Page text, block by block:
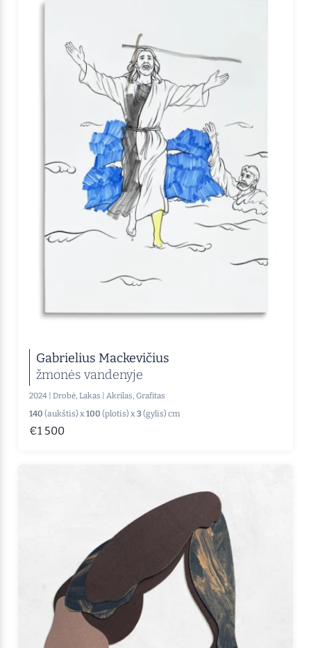
Gabrielius Mackevičius
žmonės vandenyje
2024 Drobė, Lakas
Akrilas, Grafitas
140 (aukštis) x100 (plotis) x3(gylis) cm
€1 500